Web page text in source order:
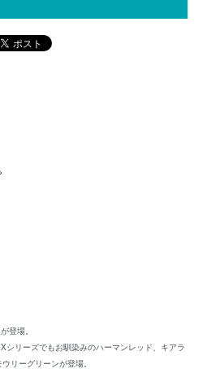
登場。
シリーズでもお馴染みのハーマンレッド、キアラ
リーグリーンが登場。